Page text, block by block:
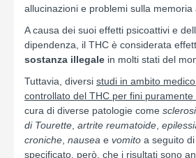
allucinazioni e problemi sulla memoria
A causa dei suoi effetti psicoattivi e
dipendenza, il THC è considerata
sostanza illegale in molti stati del
Tuttavia, diversi studi in ambito
controllato del THC per fini puramente
cura di diverse patologie come
di Tourette artrite reumatoide
croniche nausea e vomito a seguito
specificato, però, che i risultati sono